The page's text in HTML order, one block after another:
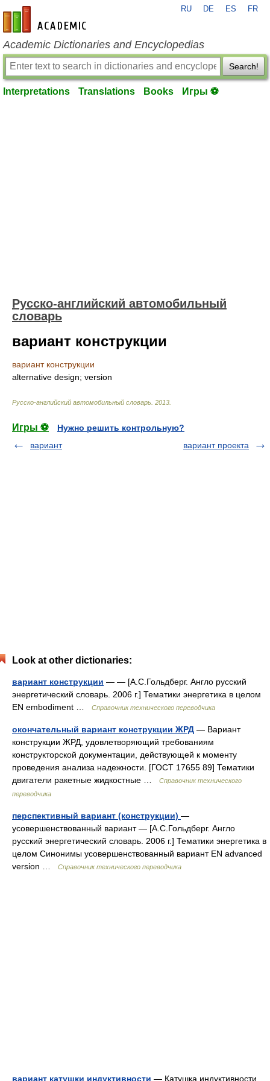
en-academic.com
RU DE ES FR
Academic Dictionaries and Encyclopedias
Search!
Interpretations Translations Books Игры ⚽
Русско-английский автомобильный
словарь
вариант конструкции
вариант конструкции
alternative design; version
Русско-английский автомобильный словарь 2013
Игры ⚽
Нужно решить контрольную?
вариант
вариант проекта
Look at other dictionaries:
вариант конструкции — — [А.С.Гольдберг. Англо русский
энергетический словарь. 2006 г.] Тематики энергетика в целом
EN embodiment …
Справочник технического переводчика
окончательный вариант конструкции ЖРД — Вариант
конструкции ЖРД, удовлетворяющий требованиям
конструкторской документации, действующей к моменту
проведения анализа надежности. [ГОСТ 17655 89] Тематики
двигатели ракетные жидкостные …
Справочник технического
переводчика
перспективный вариант (конструкции) —
усовершенствованный вариант — [А.С.Гольдберг. Англо
русский энергетический словарь. 2006 г.] Тематики энергетика в
целом Синонимы усовершенствованный вариант EN advanced
version …
Справочник технического переводчика
вариант катушки индуктивности — Катушка индуктивности,